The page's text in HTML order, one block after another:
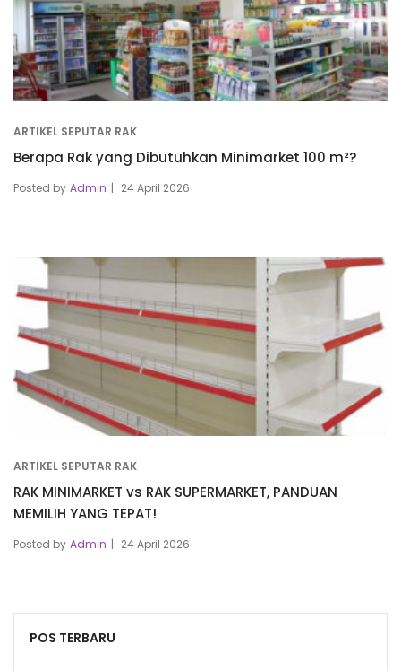
ARTIKEL SEPUTAR RAK
Berapa Rak yang Dibutuhkan Minimarket 100 m²?
Posted by Admin 24 April 2026
ARTIKEL SEPUTAR RAK
RAK MINIMARKET vs RAK SUPERMARKET, PANDUAN
MEMILIH YANG TEPAT!
Posted by Admin 24 April 2026
POS TERBARU